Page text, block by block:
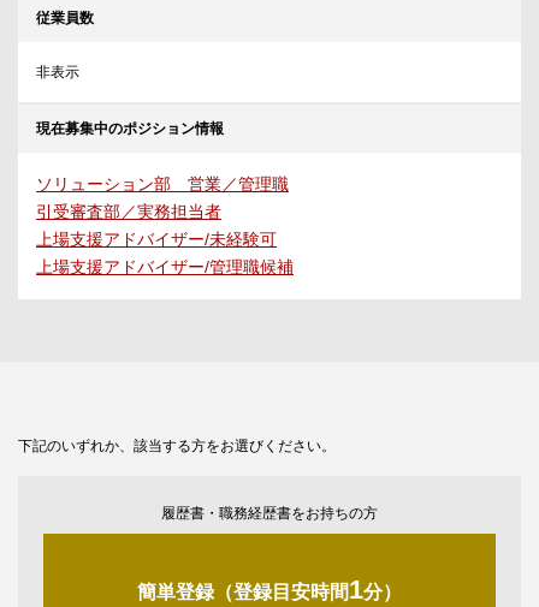
従業員数
非表示
現在募集中のポジション情報
ソリューション部 営業／管理職
引受審査部／実務担当者
上場支援アドバイザー/未経験可
上場支援アドバイザー/管理職候補
下記のいずれか、該当する方をお選びください。
履歴書・職務経歴書をお持ちの方
簡単登録（登録目安時間1分）